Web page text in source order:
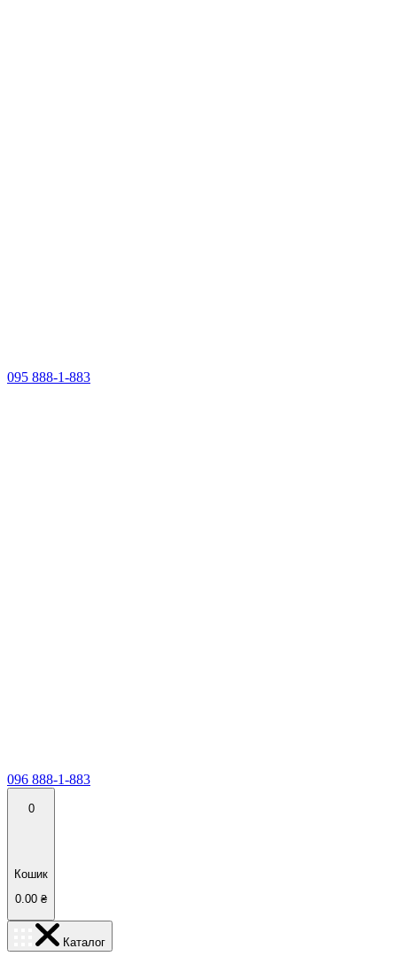
095 888-1-883
096 888-1-883
0
Кошик
0.00 ₴
Каталог